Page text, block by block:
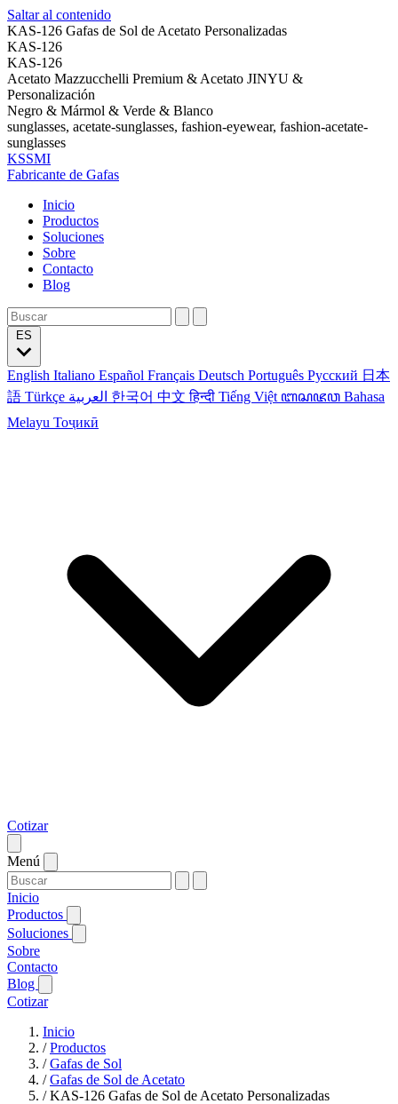
Saltar al contenido
KAS-126 Gafas de Sol de Acetato Personalizadas
KAS-126
KAS-126
Acetato Mazzucchelli Premium & Acetato JINYU &
Personalización
Negro & Mármol & Verde & Blanco
sunglasses, acetate-sunglasses, fashion-eyewear, fashion-acetate-
sunglasses
KSSMI
Fabricante de Gafas
Inicio
Productos
Soluciones
Sobre
Contacto
Blog
English Italiano Español Français Deutsch Português Русский 日本
語 Türkçe 한국어 中文हिन्दी Tiếng Việt ꦧꦱꦗꦮ Bahasa
Melayu Тоҷикӣ
Cotizar
Menú
Inicio
Productos
Soluciones
Sobre
Contacto
Blog
Cotizar
Inicio
/Productos
/Gafas de Sol
/Gafas de Sol de Acetato
/KAS-126 Gafas de Sol de Acetato Personalizadas